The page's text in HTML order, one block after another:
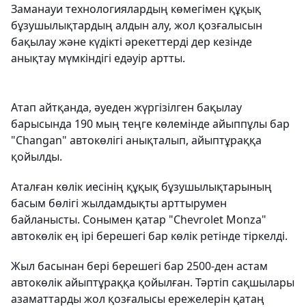
Заманауи технологиялардың көмегімен құқық
бұзушылықтардың алдын алу, жол қозғалысын
бақылау және күдікті әрекеттерді дер кезінде
анықтау мүмкіндігі едәуір артты.
Атап айтқанда, әуеден жүргізілген бақылау
барысында 190 мың теңге көлемінде айыппұлы бар
"Changan" автокөлігі анықталып, айыптұраққа
қойылды.
Аталған көлік иесінің құқық бұзушылықтарының
басым бөлігі жылдамдықты арттырумен
байланысты. Сонымен қатар "Chevrolet Monza"
автокөлік ең ірі берешегі бар көлік ретінде тіркелді.
Жыл басынан бері берешегі бар 2500-ден астам
автокөлік айыптұраққа қойылған. Тәртіп сақшылары
азаматтарды жол қозғалысы ережелерін қатаң